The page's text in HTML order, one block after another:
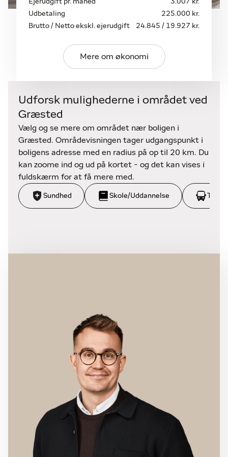
flere lifte samt eget badeværelse med brus.
Udover bolig og erhverv får du flere gode
dejlige terrasser – én i forlængelse af stuen med
elektrisk pergola og én stor, solrig terrasse i haven,
Denne ejendom er ekstraordinært velholdt – både
ude og inde. Alt fremstår pænt, opdateret og klar til
nye ejere – hvad end du drømmer om at bo, arbejde
eller kombinere begge dele ét og samme sted.
Ejendomme som denne hænger ikke på træerne –
kontakt os allerede i dag for en fremvisning.
Græsted Stationsvej 51A + 51B – ét sted, mange
muligheder.
Ejerudgift pr. måned
3.007 kr.
Udbetaling
225.000 kr.
Brutto / Netto ekskl. ejerudgift
24.845 / 19.927 kr.
Mere om økonomi
Udforsk mulighederne i området ved
Græsted
Vælg og se mere om området nær boligen i
Græsted. Områdevisningen tager udgangspunkt i
boligens adresse med en radius på op til 20 km. Du
kan zoome ind og ud på kortet - og det kan vises i
fuldskærm for at få mere med.
Sundhed Skole/Uddannelse